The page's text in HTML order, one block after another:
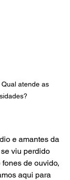
atende as
e amantes da
viu perdido
de ouvido,
aqui para